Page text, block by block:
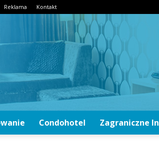
Reklama Kontakt
Condohotel Zagraniczne